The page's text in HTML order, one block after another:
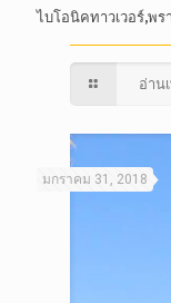
ไบโอนิคทาวเวอร์,พร
อ่าน
มกราคม 31, 2018